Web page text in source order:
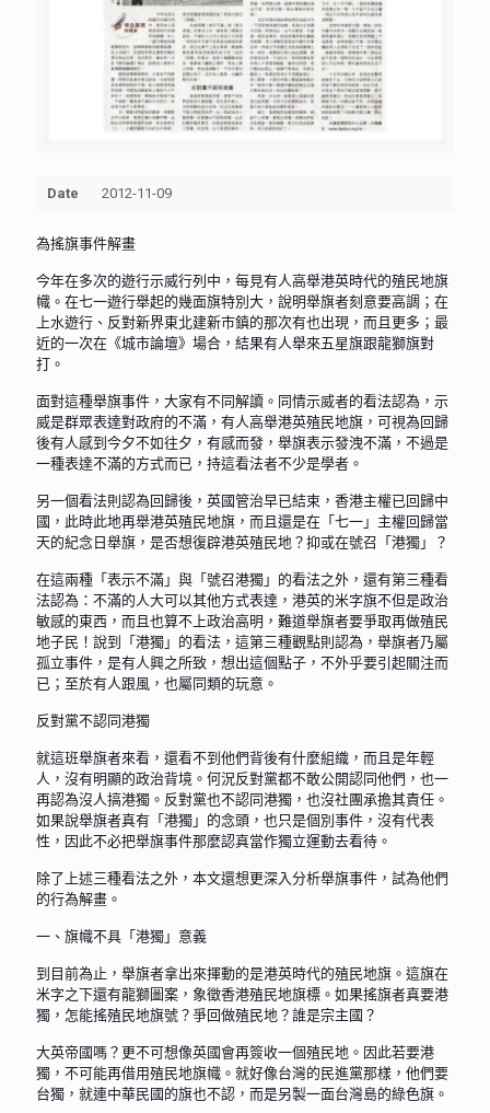
Date 2012-11-09
為搖旗事件解畫
今年在多次的遊行示威行列中，每見有人高舉港英時代的殖民地旗
幟。在七一遊行舉起的幾面旗特別大，說明舉旗者刻意要高調；在
上水遊行、反對新界東北建新市鎮的那次有也出現，而且更多；最
近的一次在《城市論壇》場合，結果有人舉來五星旗跟龍獅旗對
打。
面對這種舉旗事件，大家有不同解讀。同情示威者的看法認為，示
威是群眾表達對政府的不滿，有人高舉港英殖民地旗，可視為回歸
後有人感到今夕不如往夕，有感而發，舉旗表示發洩不滿，不過是
一種表達不滿的方式而已，持這看法者不少是學者。
另一個看法則認為回歸後，英國管治早已結束，香港主權已回歸中
國，此時此地再舉港英殖民地旗，而且還是在「七一」主權回歸當
天的紀念日舉旗，是否想復辟港英殖民地？抑或在號召「港獨」？
在這兩種「表示不滿」與「號召港獨」的看法之外，還有第三種看
法認為：不滿的人大可以其他方式表達，港英的米字旗不但是政治
敏感的東西，而且也算不上政治高明，難道舉旗者要爭取再做殖民
地子民！說到「港獨」的看法，這第三種觀點則認為，舉旗者乃屬
孤立事件，是有人興之所致，想出這個點子，不外乎要引起關注而
已；至於有人跟風，也屬同類的玩意。
反對黨不認同港獨
就這班舉旗者來看，還看不到他們背後有什麼組織，而且是年輕
人，沒有明顯的政治背境。何況反對黨都不敢公開認同他們，也一
再認為沒人搞港獨。反對黨也不認同港獨，也沒社團承擔其責任。
如果說舉旗者真有「港獨」的念頭，也只是個別事件，沒有代表
性，因此不必把舉旗事件那麼認真當作獨立運動去看待。
除了上述三種看法之外，本文還想更深入分析舉旗事件，試為他們
的行為解畫。
一、旗幟不具「港獨」意義
到目前為止，舉旗者拿出來揮動的是港英時代的殖民地旗。這旗在
米字之下還有龍獅圖案，象徵香港殖民地旗標。如果搖旗者真要港
獨，怎能搖殖民地旗號？爭回做殖民地？誰是宗主國？
大英帝國嗎？更不可想像英國會再簽收一個殖民地。因此若要港
獨，不可能再借用殖民地旗幟。就好像台灣的民進黨那樣，他們要
台獨，就連中華民國的旗也不認，而是另製一面台灣島的綠色旗。